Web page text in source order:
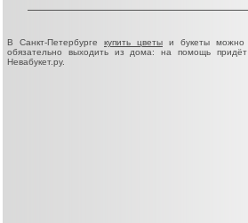
В Санкт-Петербурге купить цветы и букеты можно
обязательно выходить из дома: на помощь придёт
Невабукет.ру.